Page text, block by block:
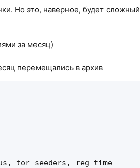
Но это, наверное, будет сложный
за месяц)
перемещались в архив
tor_seeders, reg_time